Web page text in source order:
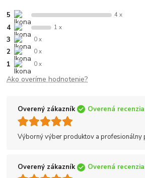
5 4 x
4 1 x
3 0 x
2 0 x
1 0 x
Ako overíme hodnotenie?
Overený zákazník Overená recenzia
Výborný výber produktov a profesionálny
Overený zákazník Overená recenzia